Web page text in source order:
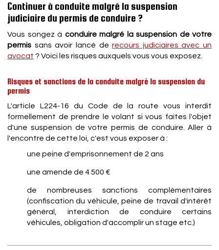
Continuer à conduite malgré la suspension
judiciaire du permis de conduire ?
Vous songez à conduire malgré la suspension de votre
permis sans avoir lancé derecours judiciaires avec un
avocat ? Voici les risques auxquels vous vous exposez.
Risques et sanctions de la conduite malgré la suspension du
permis
L'article L224-16 du Code de la route vous interdit
formellement de prendre le volant si vous faites l'objet
d'une suspension de votre permis de conduire. Aller à
l'encontre de cette loi, c'est vous exposer à :
une peine d'emprisonnement de 2 ans
une amende de 4 500 €
de nombreuses sanctions complémentaires
(confiscation du véhicule, peine de travail d'intérêt
général, interdiction de conduire certains
véhicules, obligation d'accomplir un stage etc.)